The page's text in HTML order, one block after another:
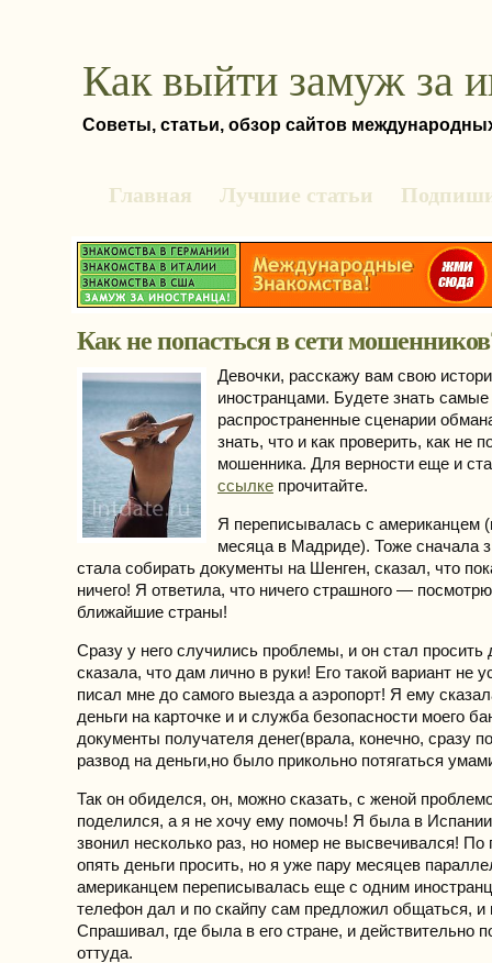
Как выйти замуж за
Советы, статьи, обзор сайтов
Главная Лучшие статьи
Как не попасться в сети
Девочки, расскажу вам свою
иностранцами. Будете знать самые
распространенные сценарии
знать, что и как проверить, как не
мошенника. Для верности еще и
ссылке прочитайте.
Я переписывалась с американцем
месяца в Мадриде). Тоже сначала
стала собирать документы на Шенген, сказал, что
ничего! Я ответила, что ничего страшного —
ближайшие страны!
Сразу у него случились проблемы, и он стал просить
сказала, что дам лично в руки! Его такой вариант не
писал мне до самого выезда а аэропорт! Я ему
деньги на карточке и и служба безопасности моего
документы получателя денег(врала, конечно, сразу
развод на деньги,но было прикольно потягаться
Так он обиделся, он, можно сказать, с женой
поделился, а я не хочу ему помочь! Я была в
звонил несколько раз, но номер не высвечивался! По
опять деньги просить, но я уже пару месяцев
американцем переписывалась еще с одним
телефон дал и по скайпу сам предложил общаться, и
Спрашивал, где была в его стране, и действительно
оттуда.